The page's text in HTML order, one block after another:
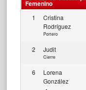
Femenino
1
Cristina
Rodríguez
Portero
2 Judit
Cierre
6
Lorena
González